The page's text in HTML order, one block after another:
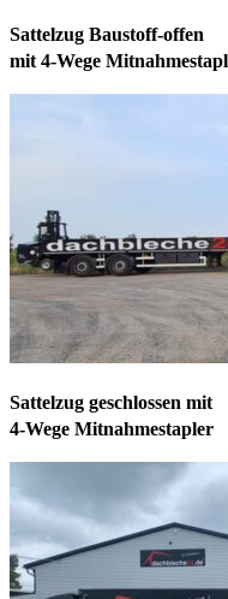
Sattelzug Baustoff-offen
mit 4-Wege
Sattelzug geschlossen mit
4-Wege Mitnahmestapler